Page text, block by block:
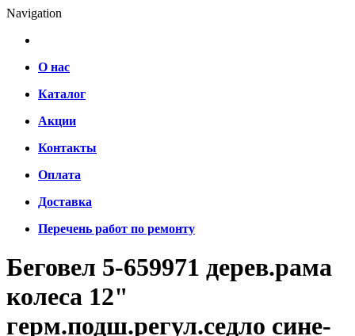
Navigation
О нас
Каталог
Акции
Контакты
Оплата
Доставка
Перечень работ по ремонту
Беговел 5-659971 дерев.рама
колеса 12"
герм.подш.регул.седло сине-